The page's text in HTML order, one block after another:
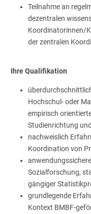
Teilnahme an
dezentralen
Koordinatorinnen/
der zentralen
Ihre Qualifikation
Hochschul- oder
empirisch
Studienrichtung
nachweislich
Koordination von
Sozialforschung,
gängiger
grundlegende
Kontext BMBF-